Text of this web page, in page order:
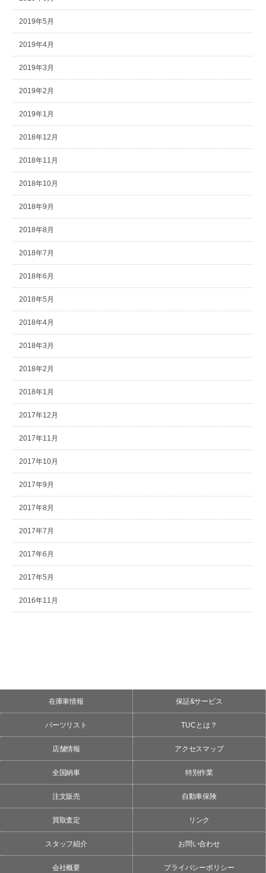
2019年5月
2019年4月
2019年3月
2019年2月
2019年1月
2018年12月
2018年11月
2018年10月
2018年9月
2018年8月
2018年7月
2018年6月
2018年5月
2018年4月
2018年3月
2018年2月
2018年1月
2017年12月
2017年11月
2017年10月
2017年9月
2017年8月
2017年7月
2017年6月
2017年5月
2016年11月
在庫車情報 保証&サービス
パーツリスト TUCとは？
店舗情報 アクセスマップ
全国納車 特別作業
注文販売 自動車保険
買取査定 リンク
スタッフ紹介 お問い合わせ
会社概要 プライバシーポリシー